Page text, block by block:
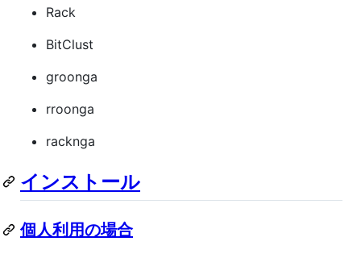
Rack
BitClust
groonga
rroonga
racknga
インストール
個人利用の場合